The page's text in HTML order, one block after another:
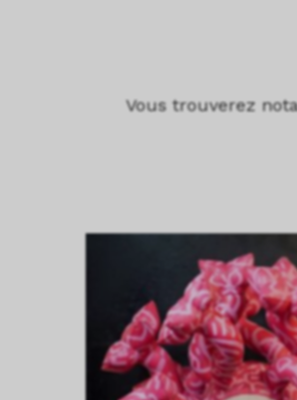
Vous trouverez